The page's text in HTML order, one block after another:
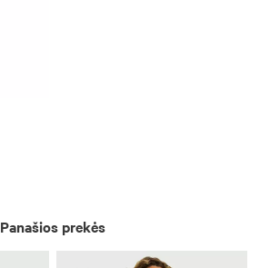
Panašios prekės